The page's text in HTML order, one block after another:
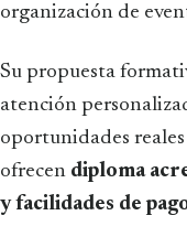
organización de
Su propuesta
atención
oportunidades reales
ofrecen diploma
y facilidades de